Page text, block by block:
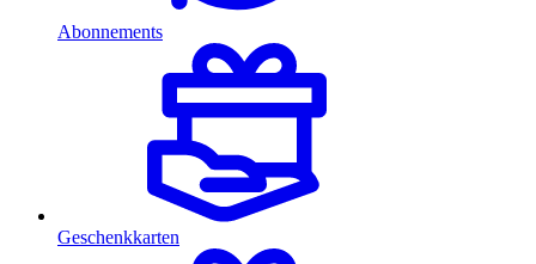
Abonnements
Geschenkkarten